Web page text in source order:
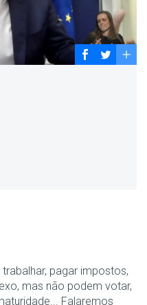
pagar impostos,
mas não podem votar,
Falaremos